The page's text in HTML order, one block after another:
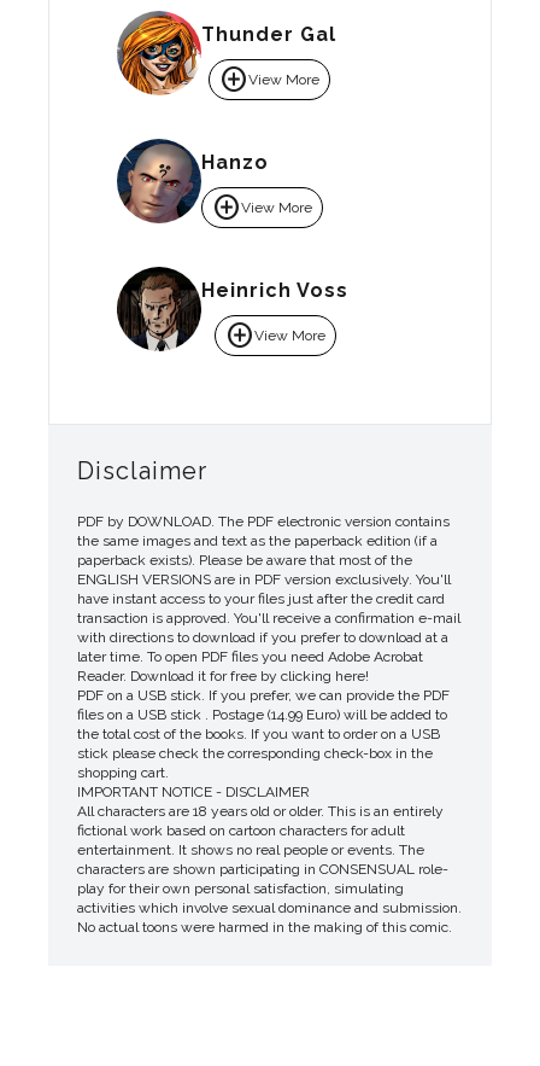
Thunder Gal
add_circleView More
Hanzo
add_circleView More
Heinrich Voss
add_circleView More
Disclaimer
PDF by DOWNLOAD. The PDF electronic version contains
the same images and text as the paperback edition (if a
paperback exists). Please be aware that most of the
ENGLISH VERSIONS are in PDF version exclusively. You'll
have instant access to your files just after the credit card
transaction is approved. You'll receive a confirmation e-mail
with directions to download if you prefer to download at a
later time. To open PDF files you need Adobe Acrobat
Reader. Download it for free by clicking here!
PDF on a USB stick. If you prefer, we can provide the PDF
files on a USB stick . Postage (14.99 Euro) will be added to
the total cost of the books. If you want to order on a USB
stick please check the corresponding check-box in the
shopping cart.
IMPORTANT NOTICE - DISCLAIMER
All characters are 18 years old or older. This is an entirely
fictional work based on cartoon characters for adult
entertainment. It shows no real people or events. The
characters are shown participating in CONSENSUAL role-
play for their own personal satisfaction, simulating
activities which involve sexual dominance and submission.
No actual toons were harmed in the making of this comic.